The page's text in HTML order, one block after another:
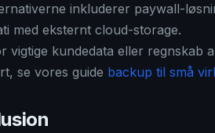
inkluderer paywall-
med eksternt cloud-storage.
vigtige kundedata eller regnskab
se vores guide backup til små